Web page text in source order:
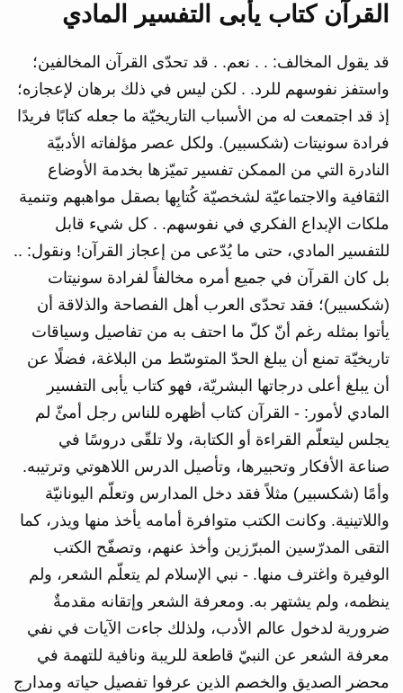
القرآن كتاب يأبى التفسير المادي
قد يقول المخالف: . . نعم. . قد تحدّى القرآن المخالفين؛
واستفز نفوسهم للرد. . لكن ليس في ذلك برهان لإعجازه؛
إذ قد اجتمعت له من الأسباب التاريخيّة ما جعله كتابًا فريدًا
فرادة سونيتات (شكسبير). ولكل عصر مؤلفاته الأدبيّة
النادرة التي من الممكن تفسير تميّزها بخدمة الأوضاع
الثقافية والاجتماعيّة لشخصيّة كُتابِها بصقل مواهبهم وتنمية
ملكات الإبداع الفكري في نفوسهم. . كل شيء قابل
للتفسير المادي، حتى ما يُدّعى من إعجاز القرآن! ونقول: ..
بل كان القرآن في جميع أمره مخالفاً لفرادة سونيتات
(شكسبير)؛ فقد تحدّى العرب أهل الفصاحة والذلاقة أن
يأتوا بمثله رغم أنّ كلّ ما احتف به من تفاصيل وسياقات
تاريخيّة تمنع أن يبلغ الحدّ المتوسّط من البلاغة، فضلًا عن
أن يبلغ أعلى درجاتها البشريّة، فهو كتاب يأبى التفسير
المادي لأمور: - القرآن كتاب أظهره للناس رجل أمئّ لم
يجلس ليتعلّم القراءة أو الكتابة، ولا تلقّى دروسًا في
صناعة الأفكار وتحبيرها، وتأصيل الدرس اللاهوتي وترتيبه.
وأمًا (شكسبير) مثلاً فقد دخل المدارس وتعلّم اليونانيّة
واللاتينية. وكانت الكتب متوافرة أمامه يأخذ منها ويذر، كما
التقى المدرّسين المبرّزين وأخذ عنهم، وتصفّح الكتب
الوفيرة واغترف منها. - نبي الإسلام لم يتعلّم الشعر، ولم
ينظمه، ولم يشتهر به. ومعرفة الشعر وإتقانه مقدمةٌ
ضرورية لدخول عالم الأدب، ولذلك جاءت الآيات في نفي
معرفة الشعر عن النبيّ قاطعة للريبة ونافية للتهمة في
محضر الصديق والخصم الذين عرفوا تفصيل حياته ومدارج